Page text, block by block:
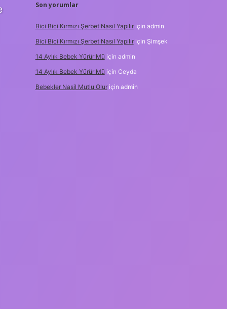
Son yorumlar
Bici Bici Kırmızı Şerbet Nasıl Yapılıriçin admin
Bici Bici Kırmızı Şerbet Nasıl Yapılıriçin Şimşek
14 Aylık Bebek Yürür Mü için admin
14 Aylık Bebek Yürür Mü için Ceyda
Bebekler Nasil Mutlu Oluriçin admin